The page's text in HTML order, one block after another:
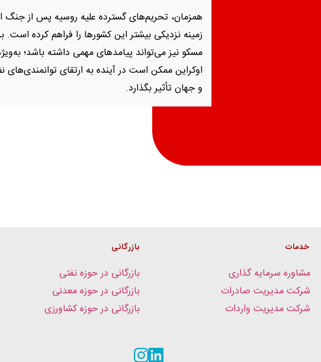
همزمان، تحریم‌های گسترده علیه روسیه پس از جنگ
زمینه نزدیکی بیشتر این کشورها را فراهم کرده
مسکو نیز می‌تواند پیامدهای مهمی داشته باشد؛
اوکراین ممکن است در آینده به ارتقای
و جهان تأثیر بگذارد.
خدمات
مشاوره سرمایه گذاری
شرکت مدیریت صادرات
شرکت مدیریت واردات
بازرگانی
بازرگانی در حوزه نفتی
بازرگانی در حوزه معدنی
بازرگانی در حوزه کشاورزی